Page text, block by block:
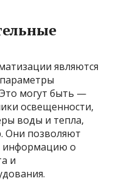
являются
Это могут быть —
освещенности,
воды и тепла,
Они позволяют
информацию о
и